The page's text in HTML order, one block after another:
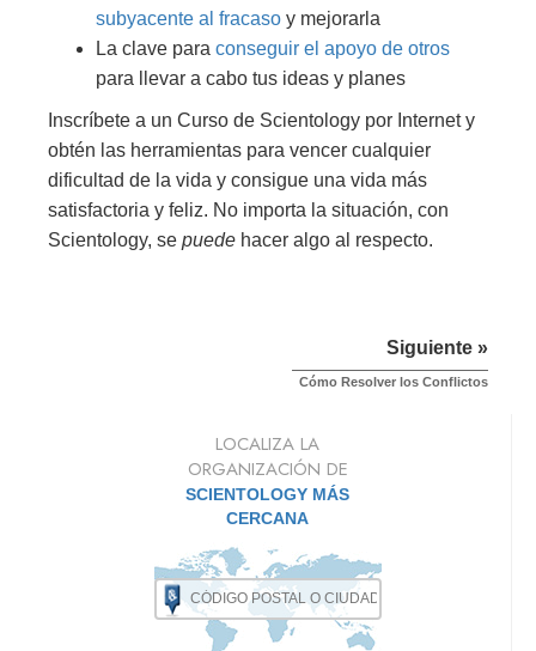
subyacente al fracaso y mejorarla
La clave para conseguir el apoyo de otros
para llevar a cabo tus ideas y planes
Inscríbete a un Curso de Scientology por Internet y
obtén las herramientas para vencer cualquier
dificultad de la vida y consigue una vida más
satisfactoria y feliz. No importa la situación, con
Scientology, se puede hacer algo al respecto.
Siguiente »
Cómo Resolver los Conflictos
LOCALIZA LA
ORGANIZACIÓN DE
SCIENTOLOGY MÁS
CERCANA